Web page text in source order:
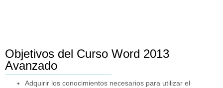
Objetivos del Curso Word 2013
Avanzado
Adquirir los conocimientos necesarios para utilizar el